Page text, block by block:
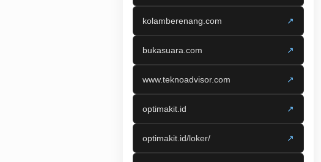
kolamberenang.com ↗
bukasuara.com ↗
www.teknoadvisor.com ↗
optimakit.id ↗
optimakit.id/loker/ ↗